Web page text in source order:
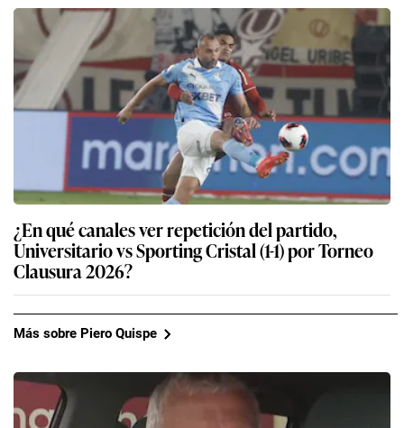
¿En qué canales ver repetición del partido,
Universitario vs Sporting Cristal (1-1) por Torneo
Clausura 2026?
Más sobre Piero Quispe